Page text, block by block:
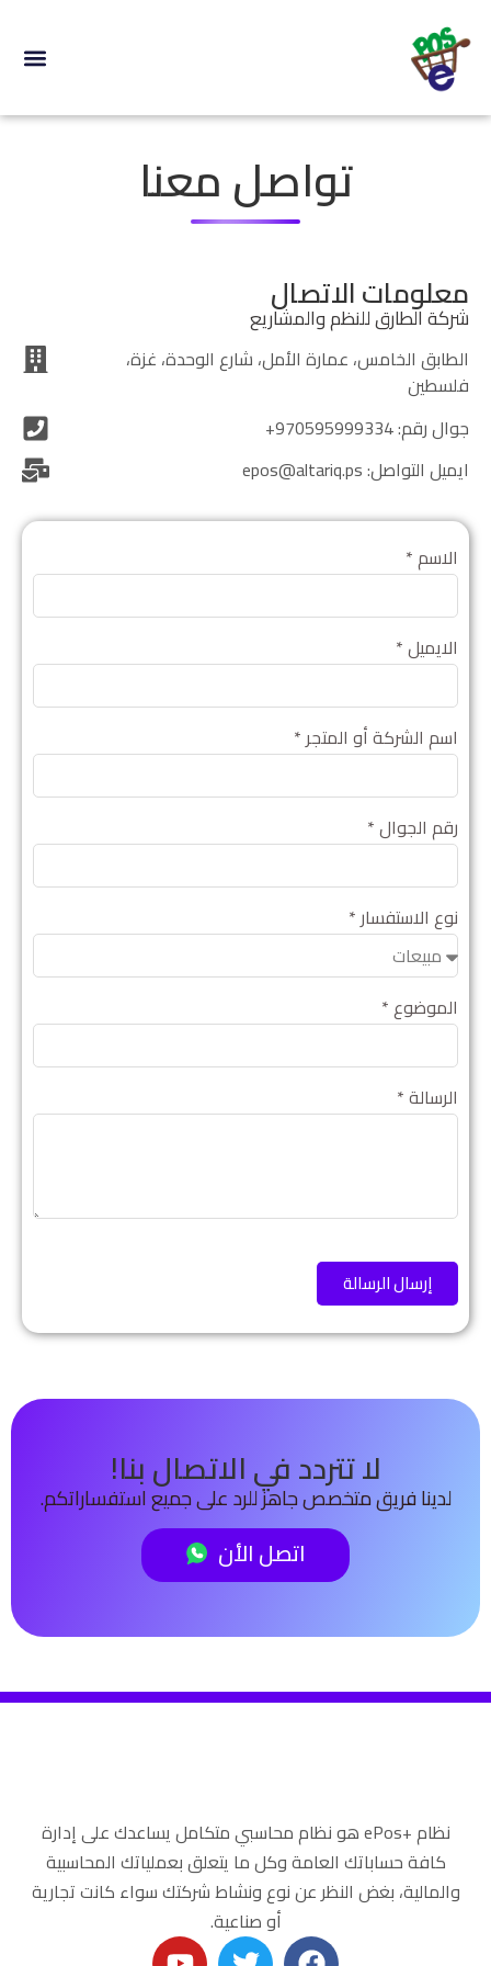
تواصل معنا
معلومات الاتصال
شركة الطارق للنظم والمشاريع
الطابق الخامس، عمارة الأمل، شارع الوحدة، غزة،
فلسطين
جوال رقم: 970595999334+
ايميل التواصل: epos@altariq.ps
الاسم *
الايميل *
اسم الشركة أو المتجر *
رقم الجوال *
نوع الاستفسار *
الموضوع *
الرسالة *
إرسال الرسالة
لا تتردد في الاتصال بنا!
لدينا فريق متخصص جاهز للرد على جميع استفساراتكم.
اتصل الأن
نظام +ePos هو نظام محاسبي متكامل يساعدك على إدارة
كافة حساباتك العامة وكل ما يتعلق بعملياتك المحاسبية
والمالية، بغض النظر عن نوع ونشاط شركتك سواء كانت تجارية
أو صناعية.